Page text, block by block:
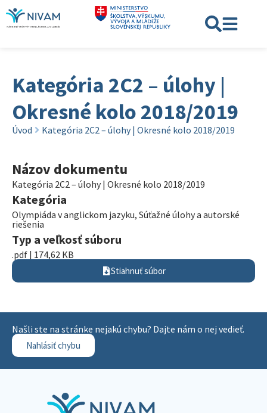
Kategória 2C2 – úlohy |
Okresné kolo 2018/2019
Úvod Kategória 2C2 – úlohy | Okresné kolo 2018/2019
Názov dokumentu
Kategória 2C2 – úlohy | Okresné kolo 2018/2019
Kategória
Olympiáda v anglickom jazyku, Súťažné úlohy a autorské
riešenia
Typ a veľkosť súboru
.pdf | 174,62 KB
Stiahnuť súbor
Našli ste na stránke nejakú chybu? Dajte nám o nej vedieť.
Nahlásiť chybu